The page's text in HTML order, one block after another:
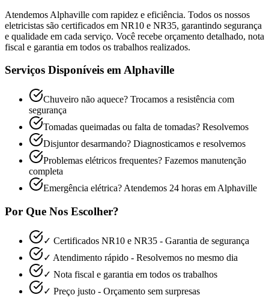
Atendemos Alphaville com rapidez e eficiência. Todos os nossos
eletricistas são certificados em NR10 e NR35, garantindo segurança
e qualidade em cada serviço. Você recebe orçamento detalhado, nota
fiscal e garantia em todos os trabalhos realizados.
Serviços Disponíveis emAlphaville
Chuveiro não aquece? Trocamos a resistência com
segurança
Tomadas queimadas ou falta de tomadas? Resolvemos
Disjuntor desarmando? Diagnosticamos e resolvemos
Problemas elétricos frequentes? Fazemos manutenção
completa
Emergência elétrica? Atendemos 24 horas em Alphaville
Por Que Nos Escolher?
✓ Certificados NR10 e NR35 - Garantia de segurança
✓ Atendimento rápido - Resolvemos no mesmo dia
✓ Nota fiscal e garantia em todos os trabalhos
✓ Preço justo - Orçamento sem surpresas